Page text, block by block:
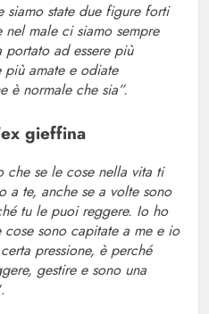
siamo state due figure forti
male ci siamo sempre
ad essere più
più amate e odiate
è normale che sia”.
gieffina
che se le cose nella vita ti
a te, anche se a volte sono
tu le puoi reggere. Io ho
sono capitate a me e io
pressione, è perché
gestire e sono una